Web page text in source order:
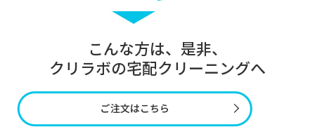
こんな方は、是非、
クリラボの宅配クリーニングへ